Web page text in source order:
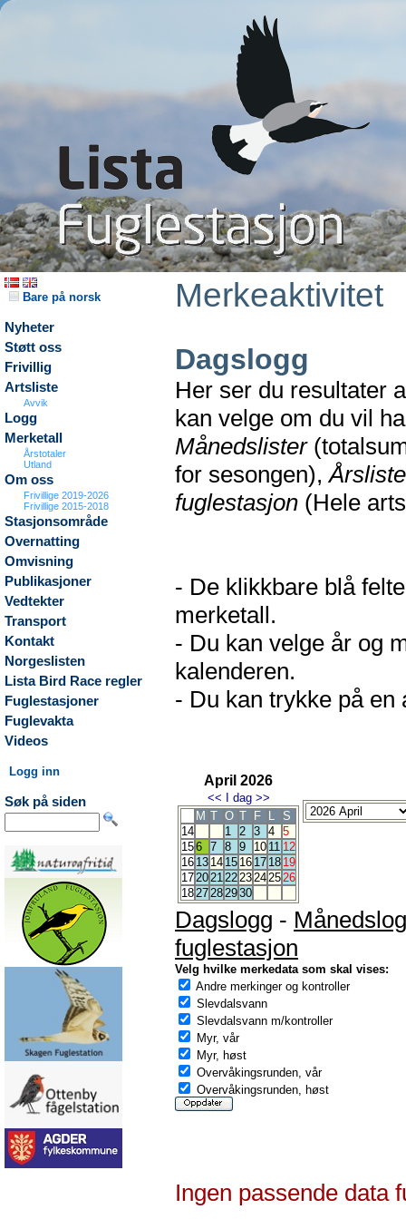
Bare på norsk
Nyheter
Støtt oss
Frivillig
Artsliste
Avvik
Logg
Merketall
Årstotaler
Utland
Om oss
Frivillige 2019-2026
Frivillige 2015-2018
Stasjonsområde
Overnatting
Omvisning
Publikasjoner
Vedtekter
Transport
Kontakt
Norgeslisten
Lista Bird Race regler
Fuglestasjoner
Fuglevakta
Videos
Logg inn
Søk på siden
Merkeaktivitet
Dagslogg
Her ser du resultater
kan velge om du vil
Månedslister
for sesongen),
fuglestasjon (Hele
- De klikkbare blå
merketall.
- Du kan velge år og
kalenderen.
- Du kan trykke på en
April 2026
<< I dag >>
M T O T F L
S
14
1 2 3 4 5
156 7 8 9 10 11 12
16 13 14 15 16 17 18 19
1720212223242526
1827282930
Dagslogg -
fuglestasjon
Velg hvilke merkedata som skal vises:
Andre merkinger og kontroller
Slevdalsvann
Slevdalsvann m/kontroller
Myr, vår
Myr, høst
Overvåkingsrunden, vår
Overvåkingsrunden, høst
Ingen passende data